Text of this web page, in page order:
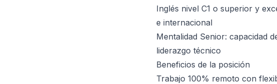
Inglés nivel C1 o superior y
e internacional
Mentalidad Senior: capacidad
liderazgo técnico
Beneficios de la posición
Trabajo 100% remoto con